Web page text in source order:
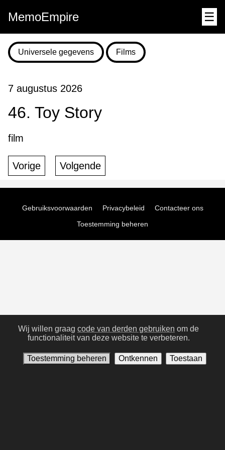
MemoEmpire ☰
Universele gegevens Films
7 augustus 2026
46. Toy Story
film
Vorige Volgende
Gebruiksvoorwaarden Privacybeleid
Contacteer ons
Toestemming beheren
Wij willen graag code van derden gebruiken om de
functionaliteit van deze website te verbeteren.
Toestemming beheren Ontkennen Toestaan